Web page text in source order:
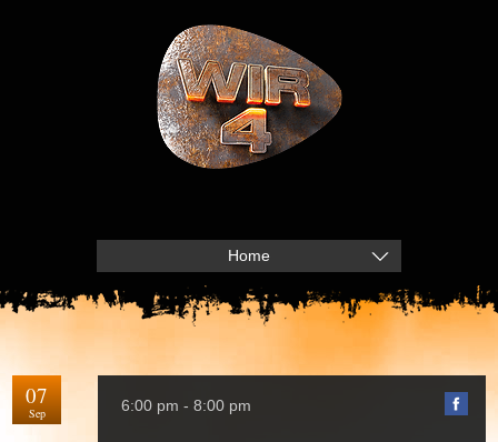
Home
07
Sep 6:00 pm - 8:00 pm